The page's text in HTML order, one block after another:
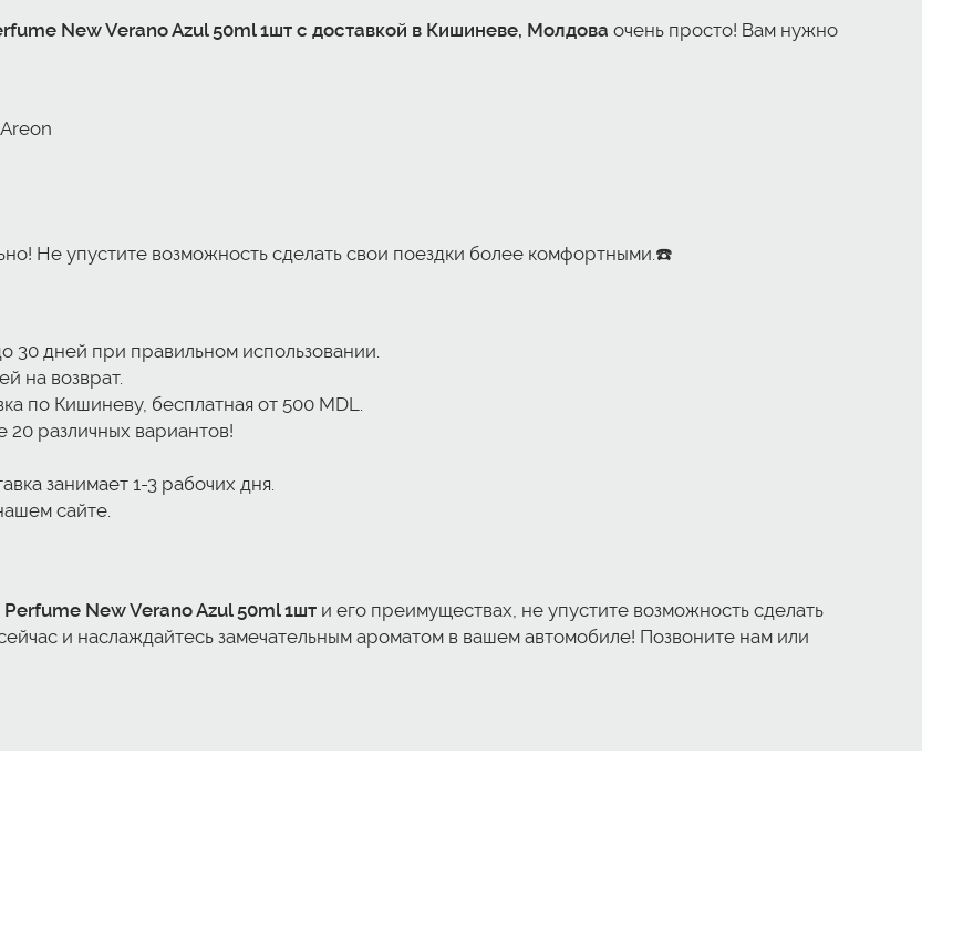
New Verano Azul 50ml 1шт с доставкой в Кишиневе, Молдова очень просто! Вам нужно
Не упустите возможность сделать свои поездки более комфортными.☎️
30 дней при правильном использовании.
на возврат.
по Кишиневу, бесплатная от 500 MDL.
различных вариантов!
занимает 1-3 рабочих дня.
сайте.
New Verano Azul 50ml 1шт и его преимуществах, не упустите возможность сделать
и наслаждайтесь замечательным ароматом в вашем автомобиле! Позвоните нам или